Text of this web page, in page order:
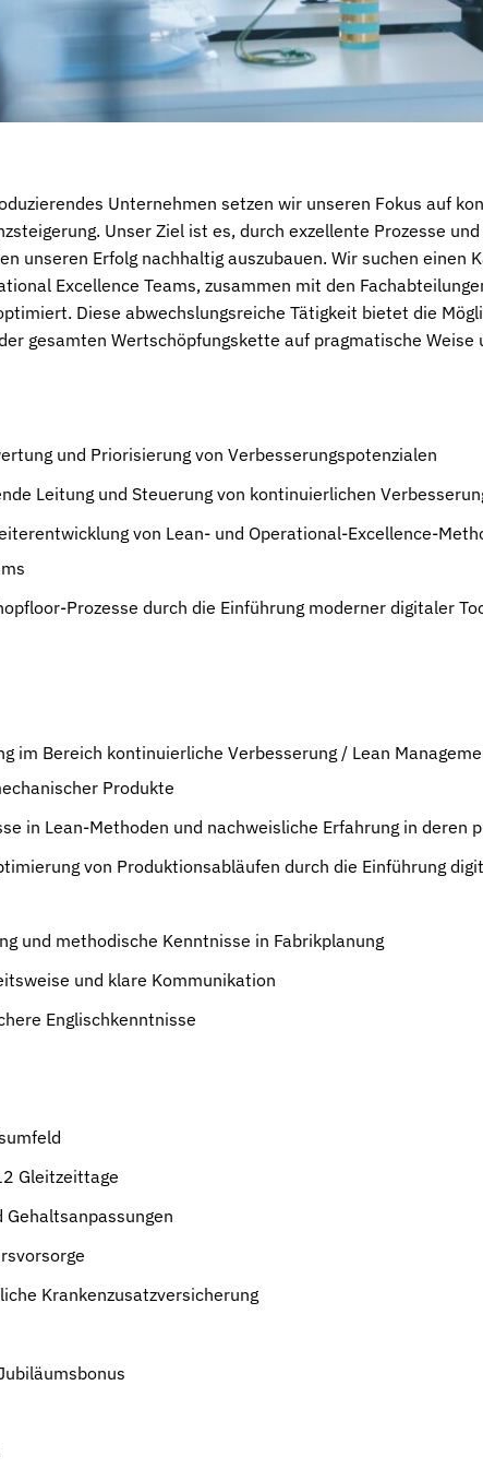
Unternehmen setzen wir unseren Fokus auf
Unser Ziel ist es, durch exzellente Prozesse
unseren Erfolg nachhaltig auszubauen. Wir suchen einen
Excellence Teams, zusammen mit den
Diese abwechslungsreiche Tätigkeit bietet die
gesamten Wertschöpfungskette auf pragmatische Weise
und Priorisierung von Verbesserungspotenzialen
Leitung und Steuerung von kontinuierlichen
von Lean- und Operational-Excellence-
Prozesse durch die Einführung moderner digitaler
im Bereich kontinuierliche Verbesserung / Lean
Produkte
in Lean-Methoden und nachweisliche Erfahrung in deren
von Produktionsabläufen durch die Einführung
und methodische Kenntnisse in Fabrikplanung
und klare Kommunikation
Englischkenntnisse
Gleitzeittage
Krankenzusatzversicherung